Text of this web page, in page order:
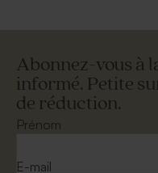
Abonnez-vous à
informé. Petite
de réduction.
Prénom
E-mail